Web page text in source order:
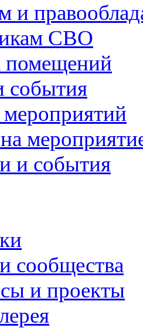
и
СВО
помещений
события
и события
сообщества
и проекты